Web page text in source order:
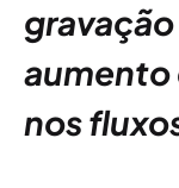
nos